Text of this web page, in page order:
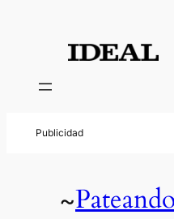
contenido
~